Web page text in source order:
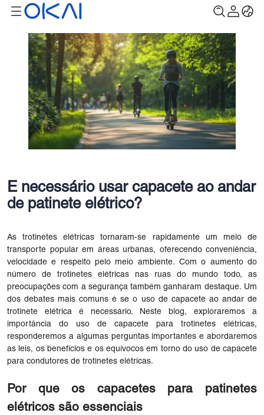
É necessário usar capacete ao andar
de patinete elétrico?
As trotinetes elétricas tornaram-se rapidamente um meio de
transporte popular em áreas urbanas, oferecendo conveniência,
velocidade e respeito pelo meio ambiente. Com o aumento do
número de trotinetes elétricas nas ruas do mundo todo, as
preocupações com a segurança também ganharam destaque. Um
dos debates mais comuns é se o uso de capacete ao andar de
trotinete elétrica é necessário. Neste blog, exploraremos a
importância do uso de capacete para trotinetes elétricas,
responderemos a algumas perguntas importantes e abordaremos
as leis, os benefícios e os equívocos em torno do uso de capacete
para condutores de trotinetes elétricas.
Por que os capacetes para patinetes
elétricos são essenciais